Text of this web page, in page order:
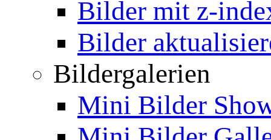
Bilder mit z-
Bilder
Bildergalerien
Mini Bilder